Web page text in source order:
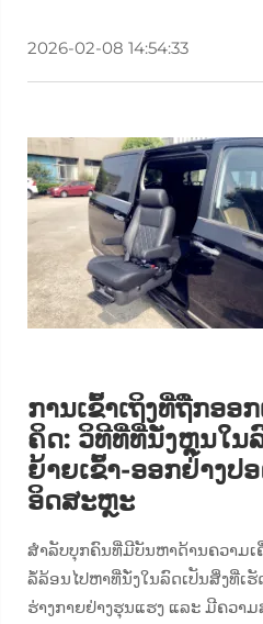
2026-02-08 14:54:33
ການເຂົ້າເຖິງທີ່ຖືກອອ
ຄິດ: ວິທີທີ່ທີ່ນັ່ງຫຼຸນໃນ
ຍ້າຍເຂົ້າ-ອອກຢ່າງປ
ອິດສະຫຼະ
ສຳລັບບຸກຄົນທີ່ມີບັນຫາດ້ານຄວາມເ
ລໍ້ລ້ອນໄປຫາທີ່ນັ່ງໃນລົດເປັນສິ່ງທີ່ເຮັ
ຮ່າງກາຍຢ່າງຮຸນແຮງ ແລະ ມີຄວາ